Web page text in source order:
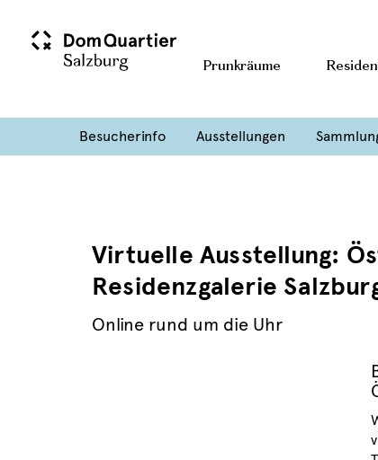
Prunkräume
Besucherinfo Ausstellungen
Virtuelle Ausstellung:
Residenzgalerie
Online rund um die Uhr